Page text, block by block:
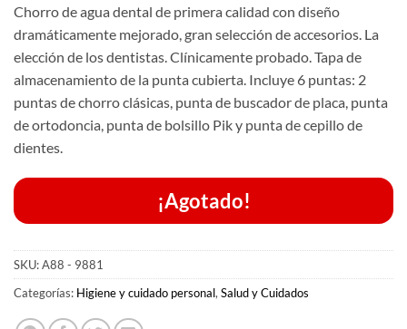
Chorro de agua dental de primera calidad con diseño
dramáticamente mejorado, gran selección de accesorios. La
elección de los dentistas.Clínicamente probado.Tapa de
almacenamiento de la punta cubierta. Incluye 6 puntas: 2
puntas de chorro clásicas, punta de buscador de placa, punta
de ortodoncia, punta de bolsillo Pik y punta de cepillo de
dientes.
¡Agotado!
SKU:A88 - 9881
Categorías: Higiene y cuidado personal, Salud y Cuidados